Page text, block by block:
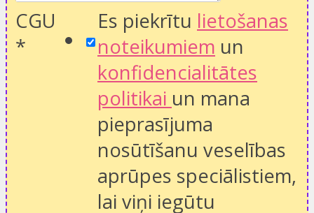
CGU
*
Es piekrītu lietošanas
noteikumiem un
konfidencialitātes
politikai un mana
pieprasījuma
nosūtīšanu veselības
aprūpes speciālistiem,
lai viņi iegūtu